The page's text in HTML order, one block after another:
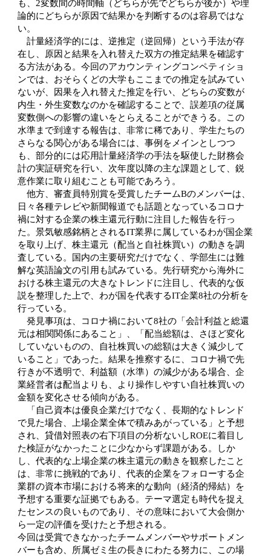
も、2変数間の時間軸（どちらが先でどちらが後か）や理
論的にどちらが原因で結果かを判断するのは容易ではな
い。
計量経済学的には、逆推定（逆回帰）という手法が存
在し、原因と結果を入れ替えた双方の推定結果を確認す
る方法がある。今回のアカウンティングコンペティショ
ンでは、おそらくどの大学もここまでの推定を試みてい
ないが、因果を入れ替えた推定を行い、どちらの変数が
内生・外生変数なのかを確認することで、誤差項の従属
変数側への影響の違いをとらえることができうる。この
水準まで到達する報告は、非常に稀であり、学生たちの
さらなる関心がある場合には、事例をメインとしつつ
も、部分的には応用計量経済学の手法を駆使した財務会
計の実証研究を行い、次年度以降の主な課題として、鋭
意作業に取り組むことも可能であろう。
他方、審査員特別賞を受賞したチームBのメンバーは、
日々各種テレビや新聞報道でも話題となっているコロナ
禍に対する企業の株主還元行動に注目した報告を行っ
た。景気敏感銘柄とされるIT業界に属しているわが国企業
を取り上げ、株主還元（配当と自社株買い）の動きを調
査している。国内の主要研究だけでなく、学部生には難
解な英語論文の引用も試みている。先行研究から海外に
おける株主還元の大きなトレンドに注目し、代表的な仮
説を整理した上で、わが国を代表するIT企業8社の分析を
行っている。
発見事項は、コロナ禍において8社の「会計利益と総還
元は相関関係にあること」、「配当総額は、さほど変化
していないものの、自社株買いの総額は大きく減少して
いること」であった。結果を推察するに、コロナ禍で先
行きが不透明で、利益額（水準）の減少がある場合、企
業経営者は配当よりも、より操作しやすい自社株買いの
金額を変化させる傾向がある。
「自己資本は優良企業だけでなく、長期的なトレンド
で見た場合、上場企業全体で積みあがっている」と予想
され、貸借対照表の右下項目の分析ないしROEに着目し
た検証がなかったことに少なからず課題がある。しか
し、代表的な上場企業の株主還元の動きを観察したこと
は、非常に挑戦的であり、代表的企業をフォローする企
業群の資本市場における将来的な動向（経済的帰結）を
予想する重要な証拠でもある。テーマ選定も時代を捉え
たセンスの良いものであり、その意味において大会側か
ら一定の評価を受けたと予想される。
今回は受賞できなかったチームメンバーやサポートメン
バーも含め、所属ゼミ生の長きにわたる努力に、この場